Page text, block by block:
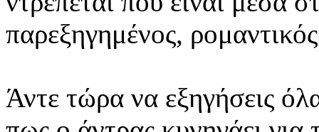
παρεξηγημένος,
Άντε τώρα να εξηγήσεις